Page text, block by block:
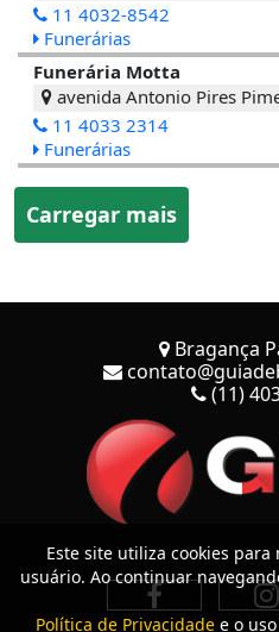
11 4032-8542
Funerárias
Funerária Motta
avenida Antonio Pires
11 4033 2314
Funerárias
Carregar mais
Bragança
(11)
Este site utiliza cookies
usuário. Ao continuar
Política de Privacidadee o uso